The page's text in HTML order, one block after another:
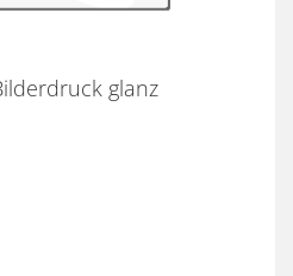
glanz